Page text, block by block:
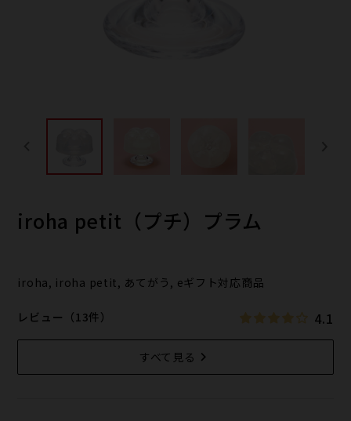
iroha petit（プチ）プラム
iroha, iroha petit, あてがう, eギフト対応商品
レビュー（13件） 4.1
すべて見る